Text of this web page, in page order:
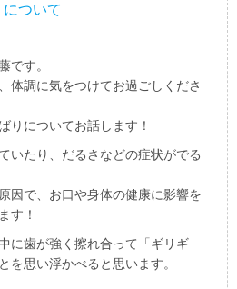
ついて
です。
体調に気をつけてお過ごしくださ
りについてお話します！
いたり、だるさなどの症状がでる
因で、お口や身体の健康に影響を
す！
に歯が強く擦れ合って「ギリギ
を思い浮かべると思います。